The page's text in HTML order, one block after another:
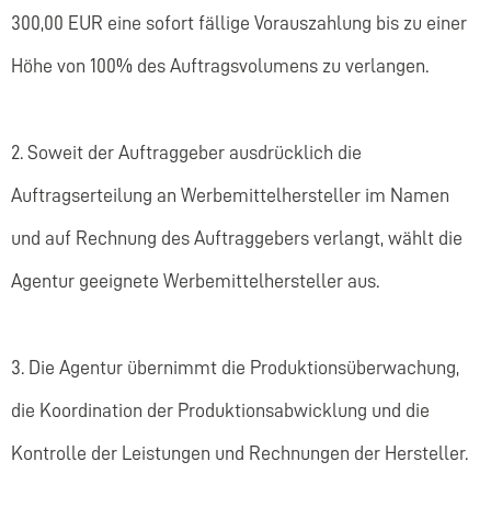
300,00 EUR eine sofort fällige Vorauszahlung bis zu einer
Höhe von 100% des Auftragsvolumens zu verlangen.
2. Soweit der Auftraggeber ausdrücklich die
Auftragserteilung an Werbemittelhersteller im Namen
und auf Rechnung des Auftraggebers verlangt, wählt die
Agentur geeignete Werbemittelhersteller aus.
3. Die Agentur übernimmt die Produktionsüberwachung,
die Koordination der Produktionsabwicklung und die
Kontrolle der Leistungen und Rechnungen der Hersteller.